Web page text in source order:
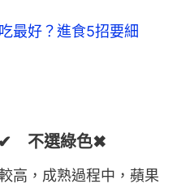
最好？進食5招要細
✔ 不選綠色✖
高，成熟過程中，蘋果